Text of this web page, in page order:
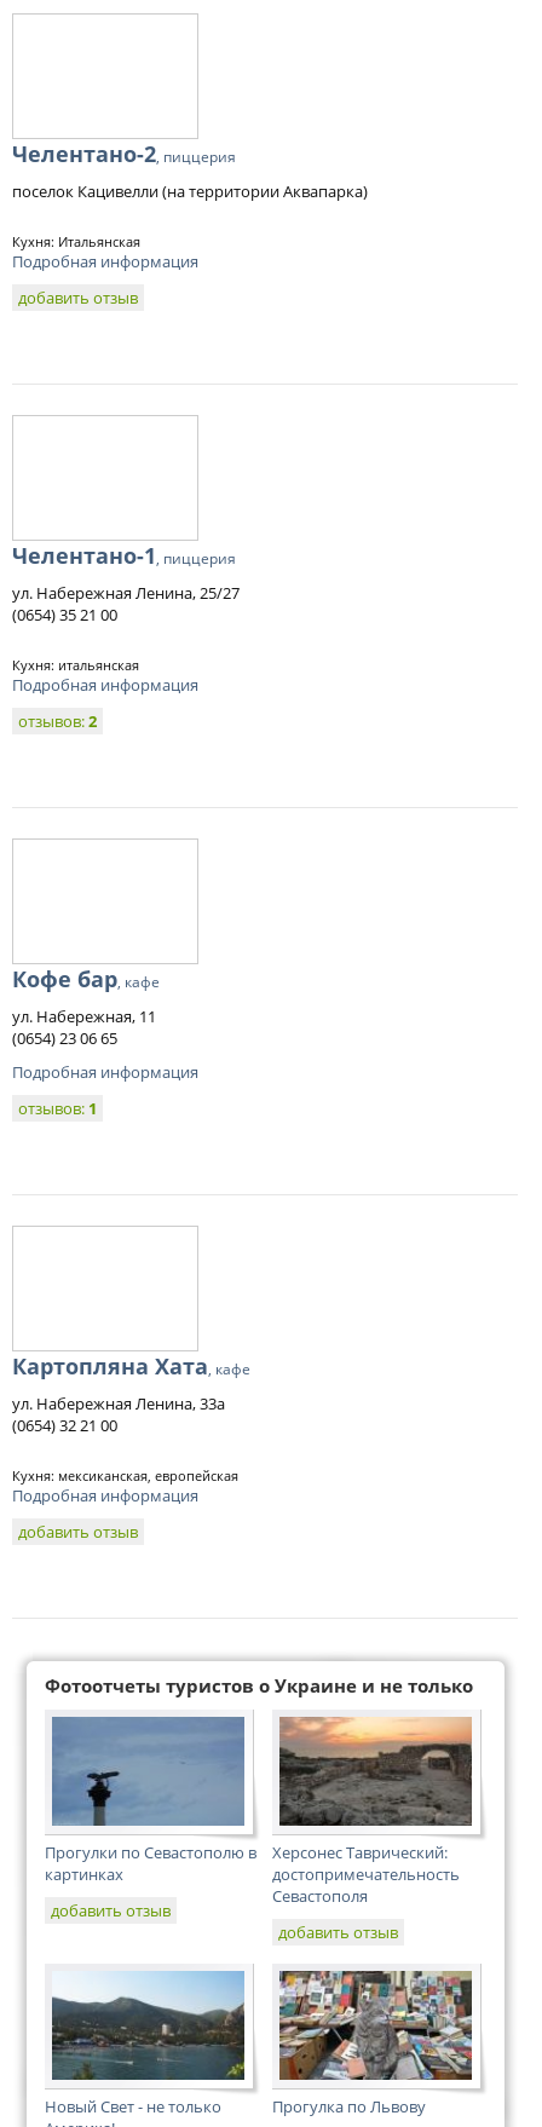
Челентано-2, пиццерия
поселок Кацивелли (на территории Аквапарка)
Кухня: Итальянская
Подробная информация
добавить отзыв
Челентано-1, пиццерия
ул. Набережная Ленина, 25/27
(0654) 35 21 00
Кухня: итальянская
Подробная информация
отзывов:2
Кофе бар, кафе
ул. Набережная, 11
(0654) 23 06 65
Подробная информация
отзывов: 1
Картопляна Хата, кафе
ул. Набережная Ленина, 33а
(0654) 32 21 00
Кухня: мексиканская, европейская
Подробная информация
добавить отзыв
Фотоотчеты туристов о Украине и не только
Прогулки по Севастополю в
картинках
добавить отзыв
Херсонес Таврический:
достопримечательность
Севастополя
добавить отзыв
Новый Свет - не только
Прогулка по Львову